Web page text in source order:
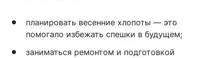
планировать весенние хлопоты — это
помогало избежать спешки в будущем;
заниматься ремонтом и подготовкой